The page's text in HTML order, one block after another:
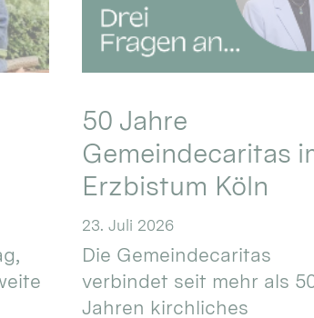
50 Jahre
Gemeindecaritas
Erzbistum Köln
23. Juli 2026
Die Gemeindecaritas
verbindet seit mehr als
Jahren kirchliches